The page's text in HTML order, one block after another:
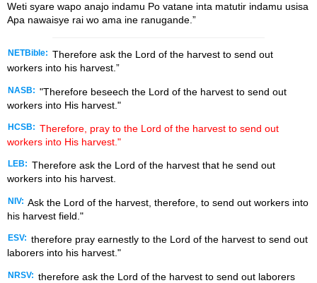
Weti syare wapo anajo indamu Po vatane inta matutir indamu usisa
Apa nawaisye rai wo ama ine ranugande.”
NETBible: Therefore ask the Lord of the harvest to send out
workers into his harvest.”
NASB: "Therefore beseech the Lord of the harvest to send out
workers into His harvest."
HCSB: Therefore, pray to the Lord of the harvest to send out
workers into His harvest."
LEB: Therefore ask the Lord of the harvest that he send out
workers into his harvest.
NIV: Ask the Lord of the harvest, therefore, to send out workers into
his harvest field."
ESV: therefore pray earnestly to the Lord of the harvest to send out
laborers into his harvest."
NRSV: therefore ask the Lord of the harvest to send out laborers